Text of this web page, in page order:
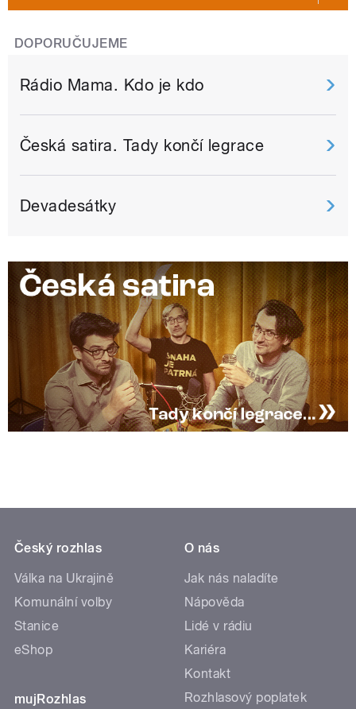
DOPORUČUJEME
Rádio Mama. Kdo je kdo
Česká satira. Tady končí legrace
Devadesátky
Český rozhlas
Válka na Ukrajině
Komunální volby
Stanice
eShop
mujRozhlas
O nás
Jak nás naladíte
Nápověda
Lidé v rádiu
Kariéra
Kontakt
Rozhlasový poplatek